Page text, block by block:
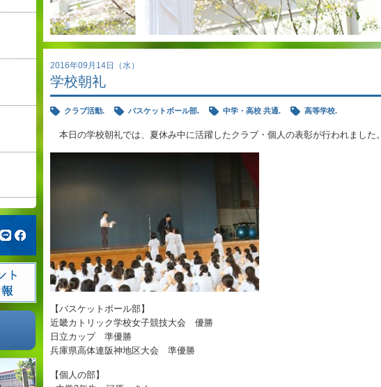
2016年09月14日（水）
学校朝礼
クラブ活動. バスケットボール部. 中学・高校 共通. 高等学校.
本日の学校朝礼では、夏休み中に活躍したクラブ・個人の表彰が行われました。
【バスケットボール部】
近畿カトリック学校女子競技大会 優勝
日立カップ 準優勝
兵庫県高体連阪神地区大会 準優勝
【個人の部】